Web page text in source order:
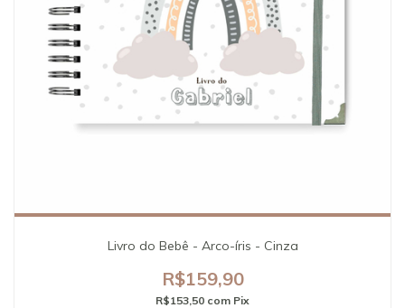
Livro do Bebê - Arco-íris - Cinza
R$159,90
R$153,50 com Pix